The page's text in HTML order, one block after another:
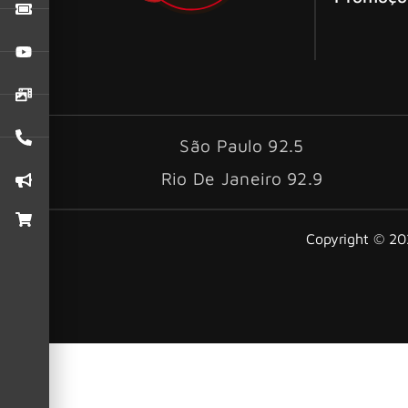
São Paulo 92.5
Rio De Janeiro 92.9
Copyright ©